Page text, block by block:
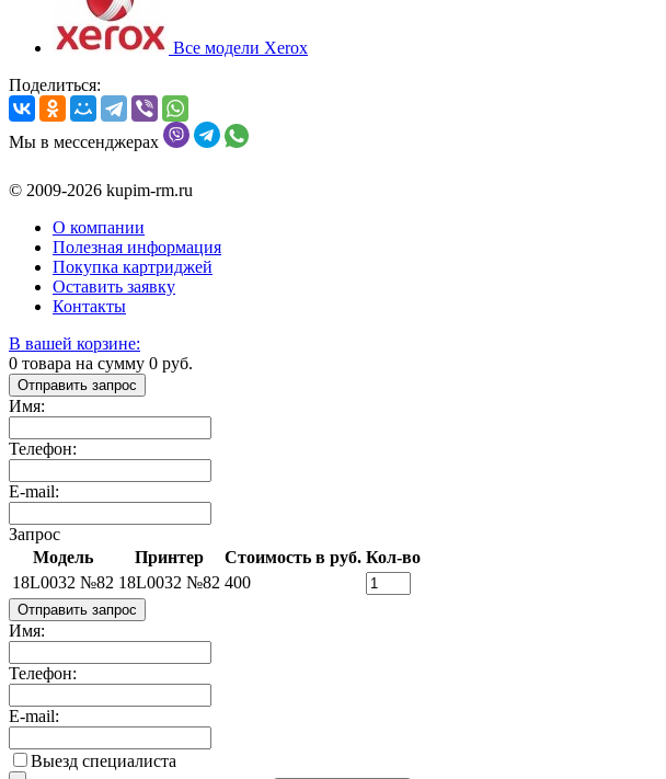
Все модели Xerox
Поделиться:
Мы в мессенджерах
© 2009-2026 kupim-rm.ru
О компании
Полезная информация
Покупка картриджей
Оставить заявку
Контакты
В вашей корзине:
0 товара на сумму 0 руб.
Отправить запрос
Имя:
Телефон:
E-mail:
Запрос
Модель
Принтер Стоимость в руб. Кол-во
18L0032 №82 18L0032 №82 400
Отправить запрос
Имя:
Телефон:
E-mail:
Выезд специалиста